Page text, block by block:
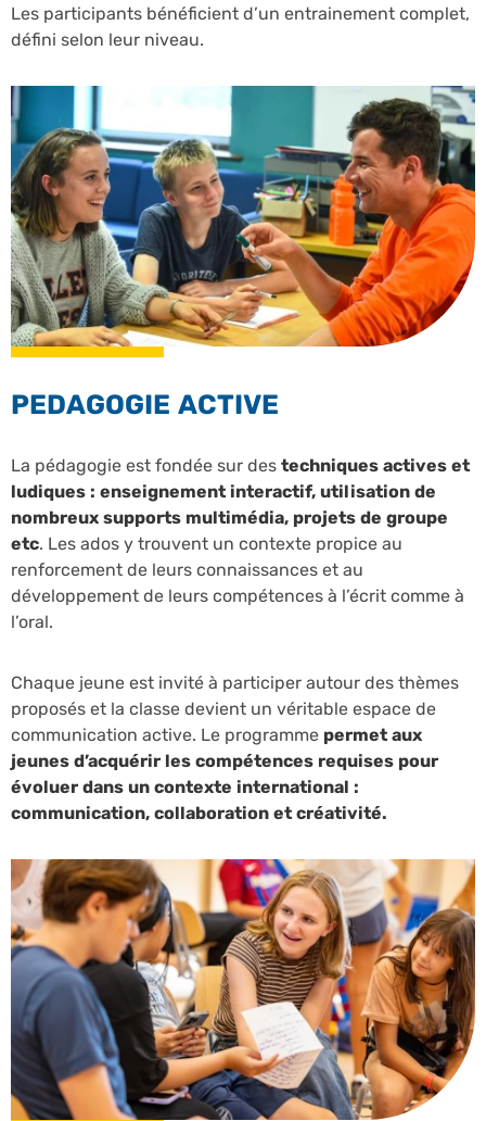
Les participants bénéficient d’un entrainement complet,
défini selon leur niveau.
PEDAGOGIE ACTIVE
La pédagogie est fondée sur des techniques actives et
ludiques : enseignement interactif, utilisation de
nombreux supports multimédia, projets de groupe
etc. Les ados y trouvent un contexte propice au
renforcement de leurs connaissances et au
développement de leurs compétences à l’écrit comme à
l’oral.
Chaque jeune est invité à participer autour des thèmes
proposés et la classe devient un véritable espace de
communication active. Le programme permet aux
jeunes d’acquérir les compétences requises pour
évoluer dans un contexte international :
communication, collaboration et créativité.